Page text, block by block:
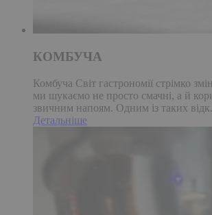
КОМБУЧА
Комбуча Світ гастрономії стрімко
ми шукаємо не просто смачні, а й
звичним напоям. Одним із таких
Детальніше